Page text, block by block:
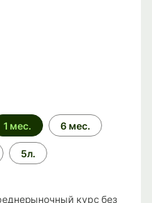
1 мес. 6 мес.
5л.
курс без